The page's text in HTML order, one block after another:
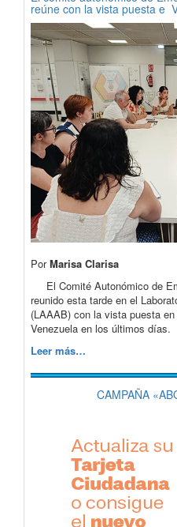
reúne con la vista puesta e
PorMarisa Clarisa
El Comité Autonómico de
reunido esta tarde en el
(LAAAB) con la vista puesta
Venezuela en los últimos días.
Leer más…
CAMPAÑA